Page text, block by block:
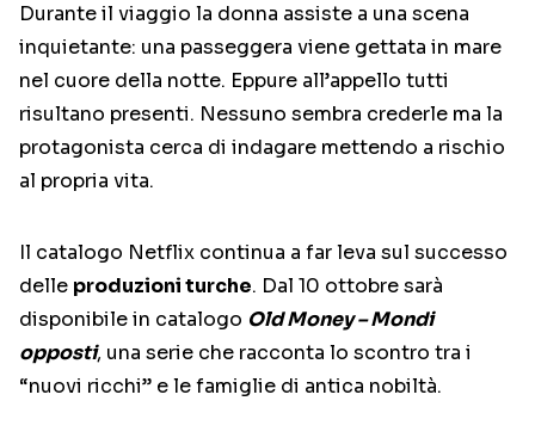
Durante il viaggio la donna assiste a una scena
inquietante: una passeggera viene gettata in mare
nel cuore della notte. Eppure all’appello tutti
risultano presenti. Nessuno sembra crederle ma la
protagonista cerca di indagare mettendo a rischio
al propria vita.
Il catalogo Netflix continua a far leva sul successo
delle produzioni turche. Dal 10 ottobre sarà
disponibile in catalogo Old Money – Mondi
opposti, una serie che racconta lo scontro tra i
“nuovi ricchi” e le famiglie di antica nobiltà.